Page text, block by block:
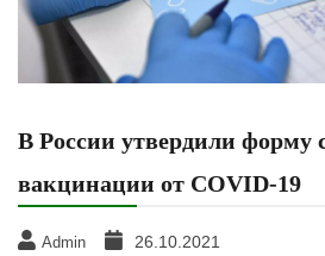
В России утвердили форму
вакцинации от COVID-19
Admin 26.10.2021